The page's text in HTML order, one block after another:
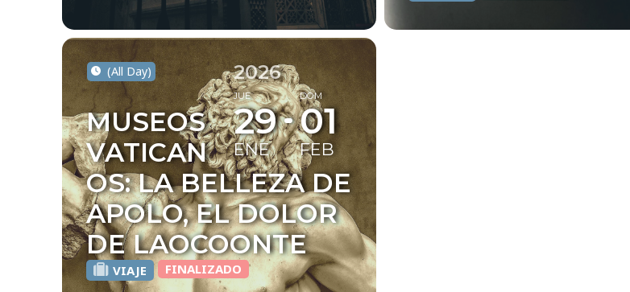
2026
JUE
29
ENE
DOM
01
FEB
(All Day)
MUSEOS
VATICAN
OS: LA BELLEZA DE
APOLO, EL DOLOR
DE LAOCOONTE
VIAJE FINALIZADO